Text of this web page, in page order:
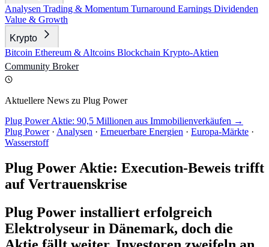
Analysen Trading & Momentum Turnaround Earnings Dividenden
Value & Growth
Krypto
Bitcoin Ethereum & Altcoins Blockchain Krypto-Aktien
Community Broker
Aktuellere News zu Plug Power
Plug Power Aktie: 90,5 Millionen aus Immobilienverkäufen →
Plug Power · Analysen · Erneuerbare Energien · Europa-Märkte ·
Wasserstoff
Plug Power Aktie: Execution-Beweis trifft
auf Vertrauenskrise
Plug Power installiert erfolgreich
Elektrolyseur in Dänemark, doch die